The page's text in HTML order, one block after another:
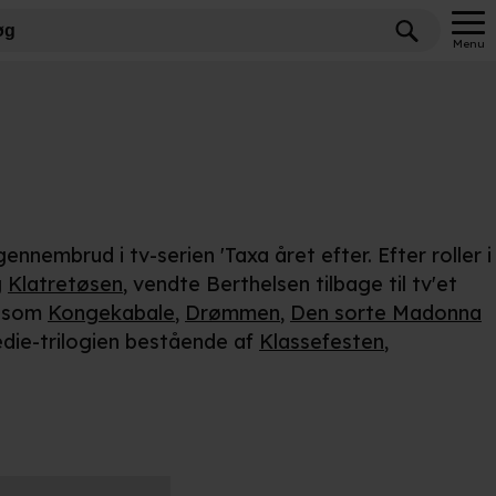
Menu
i tv-serien 'Taxa året efter. Efter roller i
Klatretøsen, vendte Berthelsen tilbage til tv'et
Kongekabale, Drømmen, Den sorte Madonna
trilogien bestående af Klassefesten,